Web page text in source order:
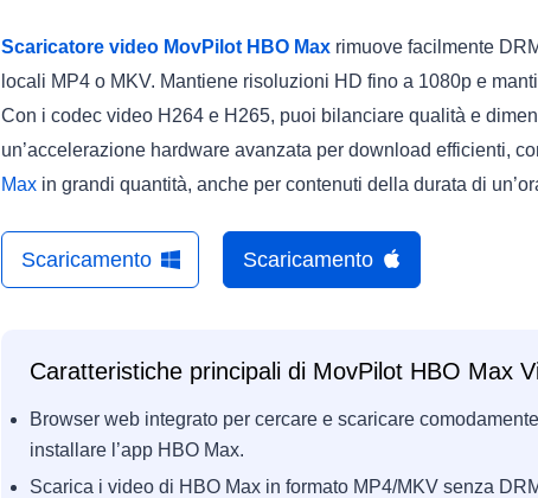
Scaricatore video MovPilot HBO Max rimuove facilmente
locali MP4 o MKV. Mantiene risoluzioni HD fino a 1080p e
Con i codec video H264 e H265, puoi bilanciare qualità e
un’accelerazione hardware avanzata per download efficienti,
Max in grandi quantità, anche per contenuti della durata di
Scaricamento Scaricamento
Caratteristiche principali di MovPilot HBO Max
Browser web integrato per cercare e scaricare
installare l’app HBO Max.
Scarica i video di HBO Max in formato MP4/MKV senza